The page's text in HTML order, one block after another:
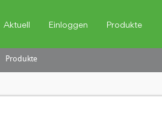
Aktuell Einloggen Produkte
Produkte